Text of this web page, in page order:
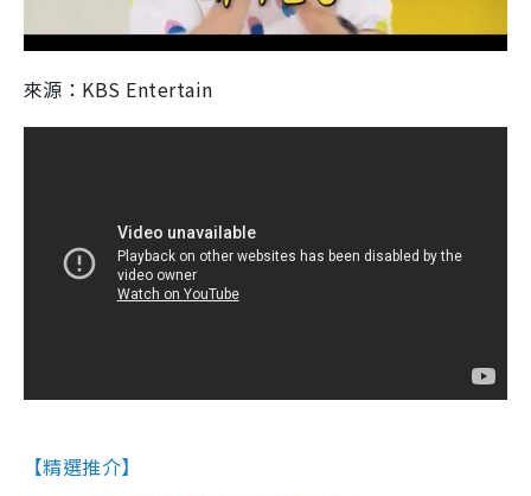
來源：KBS Entertain
【精選推介】